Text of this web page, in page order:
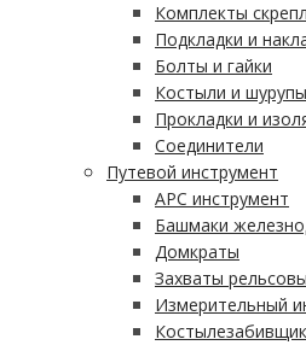
Комплекты
Подкладки и
Болты и гайки
Костыли и шурупы
Прокладки и
Соединители
Путевой инструмент
АРС инструмент
Башмаки
Домкраты
Захваты
Измерительный